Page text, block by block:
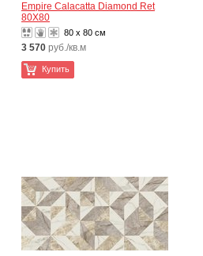
Empire Calacatta Diamond Ret
80X80
80 x 80 см
3 570 руб./кв.м
Купить